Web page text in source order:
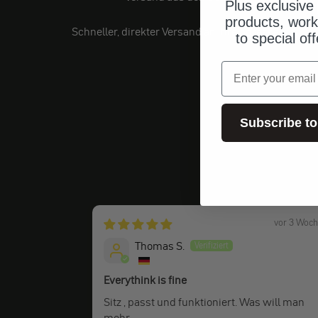
Schneller, direkter Versand an Ihre Adresse.
vor 3
Thomas S.
Everythink is fine
Sitz , passt und funktioniert. Was will man
Plus
products,
to special
Email
Subscribe